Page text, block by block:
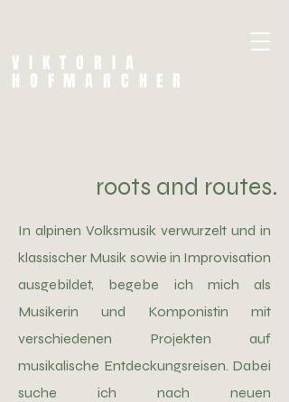
VIKTORIA
HOFMARCHER
roots and routes.
In alpinen Volksmusik verwurzelt und in
klassischer Musik sowie in Improvisation
ausgebildet, begebe ich mich als
Musikerin und Komponistin mit
verschiedenen Projekten auf
musikalische Entdeckungsreisen. Dabei
suche ich nach neuen